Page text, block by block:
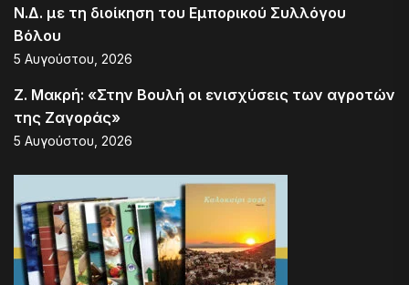
Ν.Δ. με τη διοίκηση του Εμπορικού Συλλόγου
Βόλου
5 Αυγούστου, 2026
Ζ. Μακρή: «Στην Βουλή οι ενισχύσεις των αγροτών
της Ζαγοράς»
5 Αυγούστου, 2026